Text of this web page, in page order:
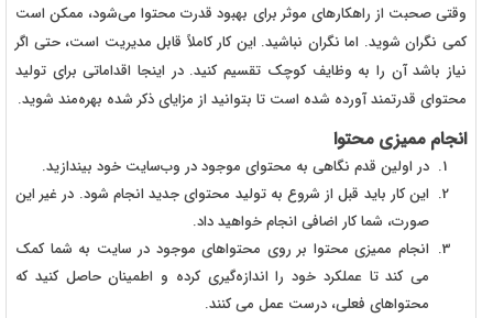
وقتی صحبت از راهکارهای موثر برای بهبود قدرت محتوا می‌شود، ممکن است
کمی نگران شوید. اما نگران نباشید. این کار کاملاً قابل مدیریت است، حتی اگر
نیاز باشد آن را به وظایف کوچک تقسیم کنید. در اینجا اقداماتی برای تولید
محتوای قدرتمند آورده شده است تا بتوانید از مزایای ذکر شده بهره‌مند شوید.
انجام ممیزی محتوا
در اولین قدم نگاهی به محتوای موجود در وب‌سایت خود بیندازید.
این کار باید قبل از شروع به تولید محتوای جدید انجام شود. در غیر این
صورت، شما کار اضافی انجام خواهید داد.
انجام ممیزی محتوا بر روی محتواهای موجود در سایت به شما کمک
می کند تا عملکرد خود را اندازه‌گیری کرده و اطمینان حاصل کنید که
محتواهای فعلی، درست عمل می کنند.